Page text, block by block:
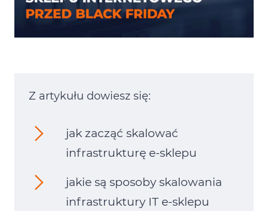
Z artykułu dowiesz się:
jak zacząć skalować
infrastrukturę e-sklepu
jakie są sposoby skalowania
infrastruktury IT e-sklepu